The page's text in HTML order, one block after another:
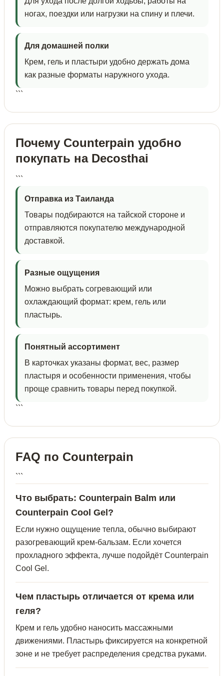
ногах, поездки или нагрузки на спину и плечи.
Для домашней полки
Крем, гель и пластыри удобно держать дома
как разные форматы наружного ухода.
```
Почему Counterpain удобно
покупать на Decosthai
```
Отправка из Таиланда
Товары подбираются на тайской стороне и
отправляются покупателю международной
доставкой.
Разные ощущения
Можно выбрать согревающий или
охлаждающий формат: крем, гель или
пластырь.
Понятный ассортимент
В карточках указаны формат, вес, размер
пластыря и особенности применения, чтобы
проще сравнить товары перед покупкой.
```
FAQ по Counterpain
```
Что выбрать: Counterpain Balm или
Counterpain Cool Gel?
Если нужно ощущение тепла, обычно выбирают
разогревающий крем-бальзам. Если хочется
прохладного эффекта, лучше подойдёт Counterpain
Cool Gel.
Чем пластырь отличается от крема или
геля?
Крем и гель удобно наносить массажными
движениями. Пластырь фиксируется на конкретной
зоне и не требует распределения средства руками.